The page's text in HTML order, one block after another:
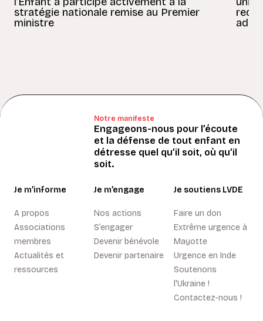
stratégie nationale remise au Premier
ministre
Notre manifeste
Engageons-nous pour l’écoute
et la défense de tout enfant en
détresse quel qu’il soit, où qu’il
soit.
Je m’informe
A propos
Associations
membres
Actualités et
ressources
Je m’engage
Nos actions
S’engager
Devenir bénévole
Devenir partenaire
Je soutiens LVDE
Faire un don
Extrême urgence à
Mayotte
Urgence en Inde
Soutenons
l'Ukraine !
Contactez-nous !